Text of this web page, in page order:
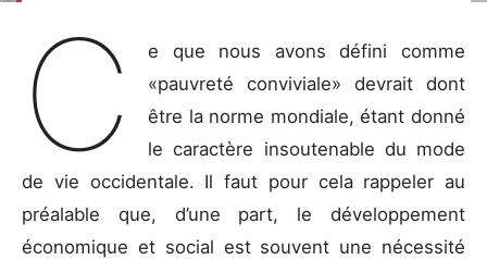
C
e que nous avons défini comme
«pauvreté conviviale» devrait dont
être la norme mondiale, étant donné
le caractère insoutenable du mode
de vie occidentale. Il faut pour cela rappeler au
préalable que, d’une part, le développement
économique et social est souvent une nécessité